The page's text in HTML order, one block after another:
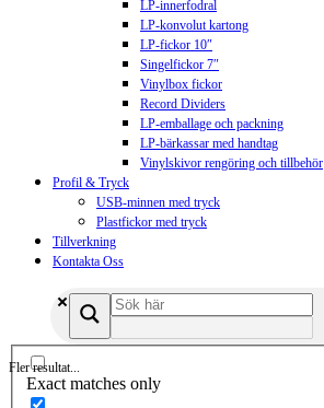
LP-innerfodral
LP-konvolut kartong
LP-fickor 10″
Singelfickor 7″
Vinylbox fickor
Record Dividers
LP-emballage och packning
LP-bärkassar med handtag
Vinylskivor rengöring och tillbehör
Profil & Tryck
USB-minnen med tryck
Plastfickor med tryck
Tillverkning
Kontakta Oss
Fler resultat...
Exact matches only